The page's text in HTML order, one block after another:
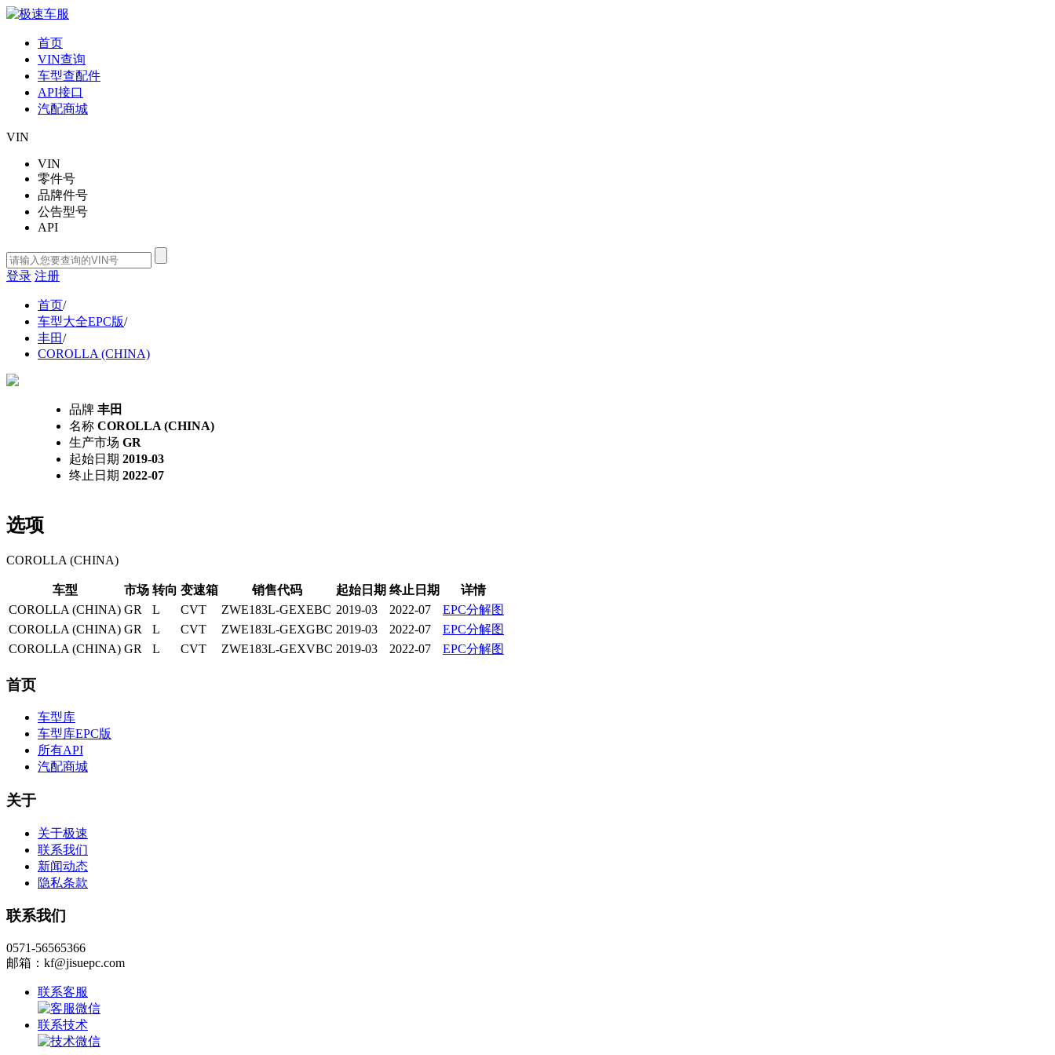
首页
VIN查询
车型查配件
API接口
汽配商城
VIN
VIN
零件号
品牌件号
公告型号
API
登录 注册
首页/
车型大全EPC版/
丰田/
COROLLA (CHINA)
品牌 丰田
名称 COROLLA (CHINA)
生产市场 GR
起始日期 2019-03
终止日期 2022-07
选项
COROLLA (CHINA)
车型 市场 转向 变速箱 销售代码 起始日期 终止日期
详情
COROLLA (CHINA) GR L CVT ZWE183L-GEXEBC 2019-03 2022-07
EPC分解图
COROLLA (CHINA) GR L CVT ZWE183L-GEXGBC 2019-03 2022-07
EPC分解图
COROLLA (CHINA) GR L CVT ZWE183L-GEXVBC 2019-03 2022-07 EPC分解图
首页
车型库
车型库EPC版
所有API
汽配商城
关于
关于极速
联系我们
新闻动态
隐私条款
联系我们
0571-56565366
邮箱：kf@jisuepc.com
联系客服
联系技术